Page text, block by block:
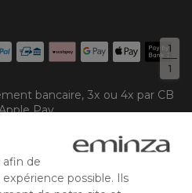
1
1
bancaire, 3x ou 4x par CB
Pay.